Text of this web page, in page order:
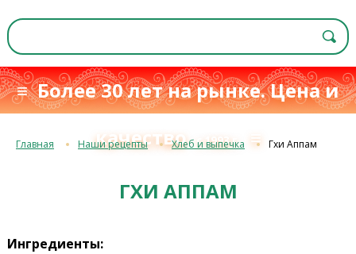
≡ Более 30 лет на рынке. Цена и
качество с 1993 г.≡
Главная Наши рецепты Хлеб и выпечка Гхи Аппам
ГХИ АППАМ
Ингредиенты: